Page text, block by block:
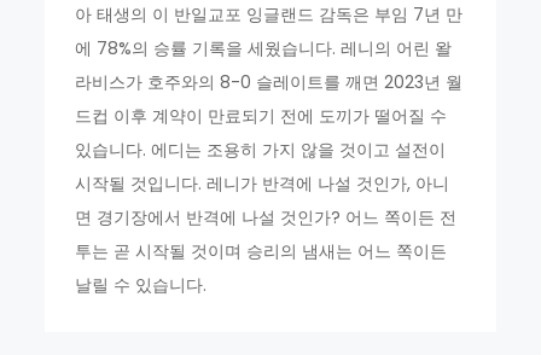
아 태생의 이 반일교포 잉글랜드 감독은 부임 7년 만
에 78%의 승률 기록을 세웠습니다. 레니의 어린 왈
라비스가 호주와의 8-0 슬레이트를 깨면 2023년 월
드컵 이후 계약이 만료되기 전에 도끼가 떨어질 수
있습니다. 에디는 조용히 가지 않을 것이고 설전이
시작될 것입니다. 레니가 반격에 나설 것인가, 아니
면 경기장에서 반격에 나설 것인가? 어느 쪽이든 전
투는 곧 시작될 것이며 승리의 냄새는 어느 쪽이든
날릴 수 있습니다.